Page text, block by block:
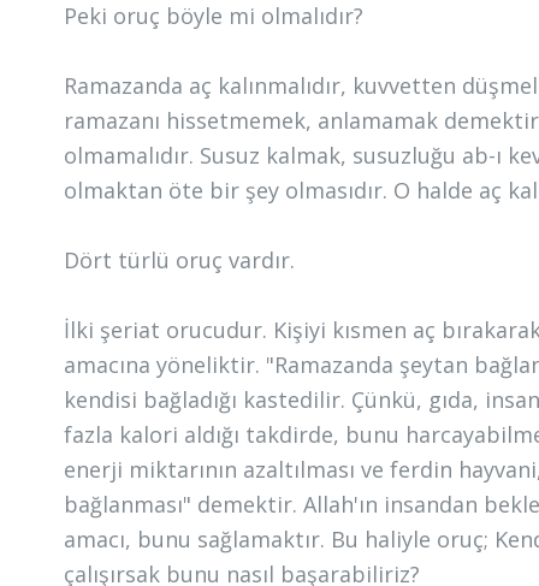
Peki oruç böyle mi olmalıdır?
Ramazanda aç kalınmalıdır, kuvvetten
ramazanı hissetmemek, anlamamak
olmamalıdır. Susuz kalmak, susuzluğu ab-ı
olmaktan öte bir şey olmasıdır. O halde aç
Dört türlü oruç vardır.
İlki şeriat orucudur. Kişiyi kısmen aç
amacına yöneliktir. "Ramazanda şeytan
kendisi bağladığı kastedilir. Çünkü, gıda,
fazla kalori aldığı takdirde, bunu
enerji miktarının azaltılması ve ferdin
bağlanması" demektir. Allah'ın insandan
amacı, bunu sağlamaktır. Bu haliyle oruç;
çalışırsak bunu nasıl başarabiliriz?